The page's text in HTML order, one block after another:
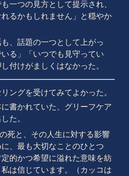
一つの見方として提示され、
れるかもしれません」と穏やか
、話題の一つとして上がっ
る」「いつでも見守ってい
付けがましくはなかった。
ングを受けてみてよかった。
に書かれていた、グリーフケア
た。
死と、その人生に対する影響
、最も大切なことのひとつ
的かつ希望に溢れた意味を紡
は信じています。（カッコは